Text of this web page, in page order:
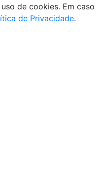
de cookies. Em caso
de Privacidade.